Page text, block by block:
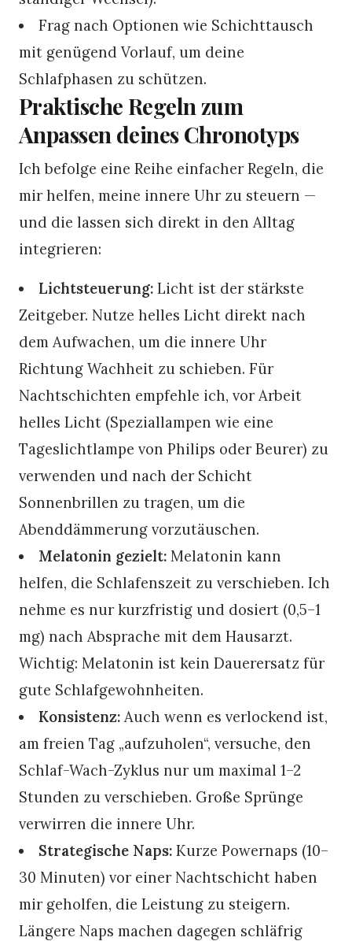
Frag nach Optionen wie Schichttausch
mit genügend Vorlauf, um deine
Schlafphasen zu schützen.
Praktische Regeln zum
Anpassen deines Chronotyps
Ich befolge eine Reihe einfacher Regeln, die
mir helfen, meine innere Uhr zu steuern —
und die lassen sich direkt in den Alltag
integrieren:
Lichtsteuerung: Licht ist der stärkste
Zeitgeber. Nutze helles Licht direkt nach
dem Aufwachen, um die innere Uhr
Richtung Wachheit zu schieben. Für
Nachtschichten empfehle ich, vor Arbeit
helles Licht (Speziallampen wie eine
Tageslichtlampe von Philips oder Beurer) zu
verwenden und nach der Schicht
Sonnenbrillen zu tragen, um die
Abenddämmerung vorzutäuschen.
Melatonin gezielt: Melatonin kann
helfen, die Schlafenszeit zu verschieben. Ich
nehme es nur kurzfristig und dosiert (0,5–1
mg) nach Absprache mit dem Hausarzt.
Wichtig: Melatonin ist kein Dauerersatz für
gute Schlafgewohnheiten.
Konsistenz: Auch wenn es verlockend ist,
am freien Tag „aufzuholen“, versuche, den
Schlaf-Wach-Zyklus nur um maximal 1–2
Stunden zu verschieben. Große Sprünge
verwirren die innere Uhr.
Strategische Naps: Kurze Powernaps (10–
30 Minuten) vor einer Nachtschicht haben
mir geholfen, die Leistung zu steigern.
Längere Naps machen dagegen schläfrig